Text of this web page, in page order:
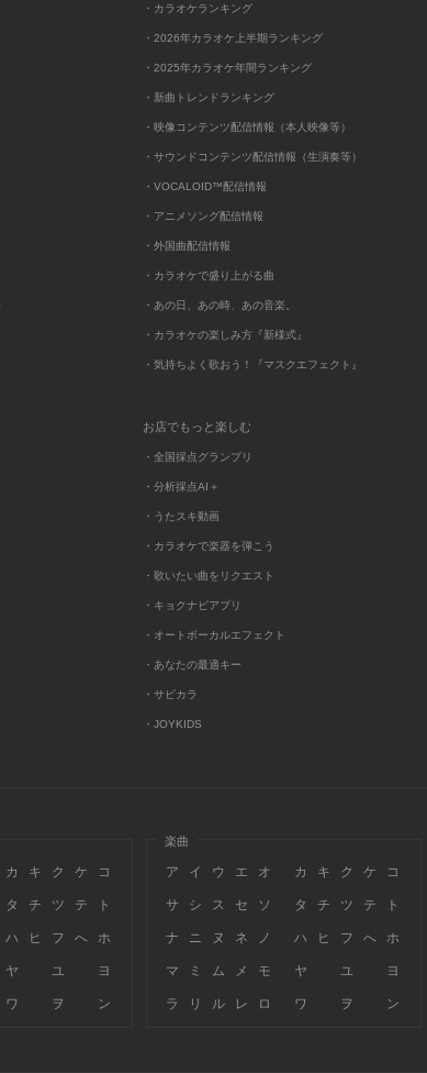
・カラオケランキング
・2026年カラオケ上半期ランキング
・2025年カラオケ年間ランキング
・新曲トレンドランキング
・映像コンテンツ配信情報（本人映像等）
・サウンドコンテンツ配信情報（生演奏等）
・VOCALOID™配信情報
・アニメソング配信情報
・外国曲配信情報
・カラオケで盛り上がる曲
・あの日、あの時、あの音楽。
・カラオケの楽しみ方『新様式』
・気持ちよく歌おう！『マスクエフェクト』
お店でもっと楽しむ
・全国採点グランプリ
・分析採点AI＋
・うたスキ動画
・カラオケで楽器を弾こう
・歌いたい曲をリクエスト
・キョクナビアプリ
・オートボーカルエフェクト
・あなたの最適キー
・サビカラ
・JOYKIDS
カ キ ク ケ コ
タ チ ツ テ ト
ハ ヒ フ へ ホ
ヤ ユ ヨ
ワ ヲ ン
楽曲
ア イ ウ エ オ カ キ ク ケ コ
サ シ ス セ ソ タ チ ツ テ ト
ナ ニ ヌ ネ ノ ハ ヒ フ へ ホ
マ ミ ム メ モ ヤ ユ ヨ
ラ リ ル レ ロ ワ ヲ ン